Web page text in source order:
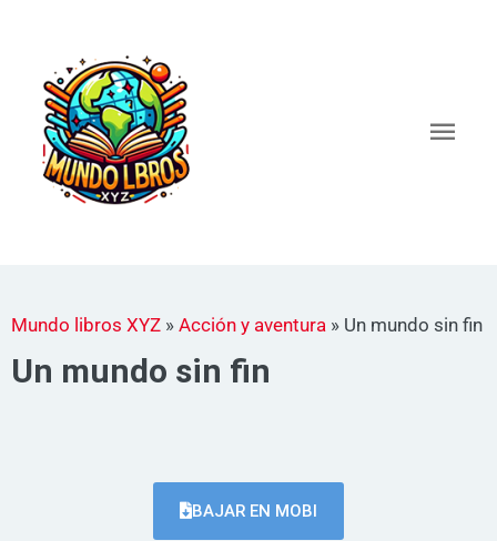
contenido
Mundo libros XYZ » Acción y aventura » Un mundo sin fin
Un mundo sin fin
BAJAR EN MOBI